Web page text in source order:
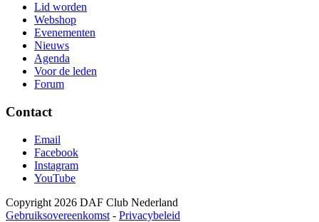
Lid worden
Webshop
Evenementen
Nieuws
Agenda
Voor de leden
Forum
Contact
Email
Facebook
Instagram
YouTube
Copyright 2026 DAF Club Nederland
Gebruiksovereenkomst - Privacybeleid